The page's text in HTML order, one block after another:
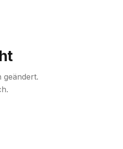
geändert.